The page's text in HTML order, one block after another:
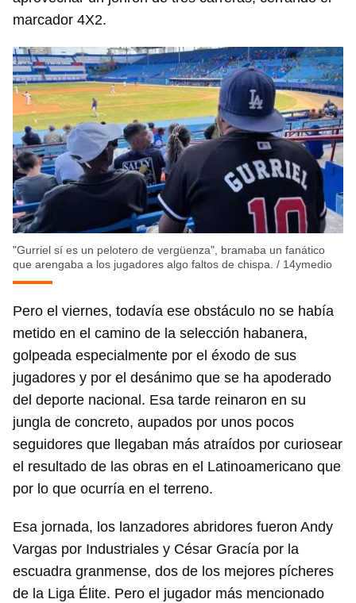
marcador 4X2.
"Gurriel sí es un pelotero de vergüenza", bramaba un fanático
que arengaba a los jugadores algo faltos de chispa. / 14ymedio
Pero el viernes, todavía ese obstáculo no se había
metido en el camino de la selección habanera,
golpeada especialmente por el éxodo de sus
jugadores y por el desánimo que se ha apoderado
del deporte nacional. Esa tarde reinaron en su
jungla de concreto, aupados por unos pocos
seguidores que llegaban más atraídos por curiosear
el resultado de las obras en el Latinoamericano que
por lo que ocurría en el terreno.
Esa jornada, los lanzadores abridores fueron Andy
Vargas por Industriales y César Gracía por la
escuadra granmense, dos de los mejores pícheres
de la Liga Élite. Pero el jugador más mencionado